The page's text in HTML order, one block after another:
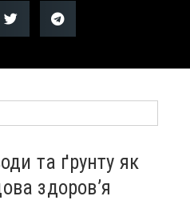
та ґрунту як
здоров’я